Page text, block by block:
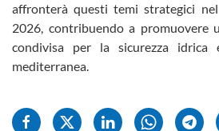
affronterà questi temi strategici
2026, contribuendo a promuovere
condivisa per la sicurezza idrica
mediterranea.